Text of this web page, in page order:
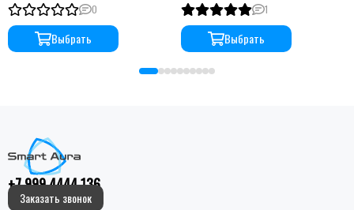
0
Выбрать
1
Выбрать
+7 999 4444 136
Заказать звонок